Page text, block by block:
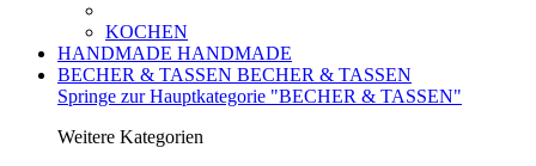
KOCHEN
HANDMADE HANDMADE
BECHER & TASSEN BECHER & TASSEN
Springe zur Hauptkategorie "BECHER & TASSEN"
Weitere Kategorien